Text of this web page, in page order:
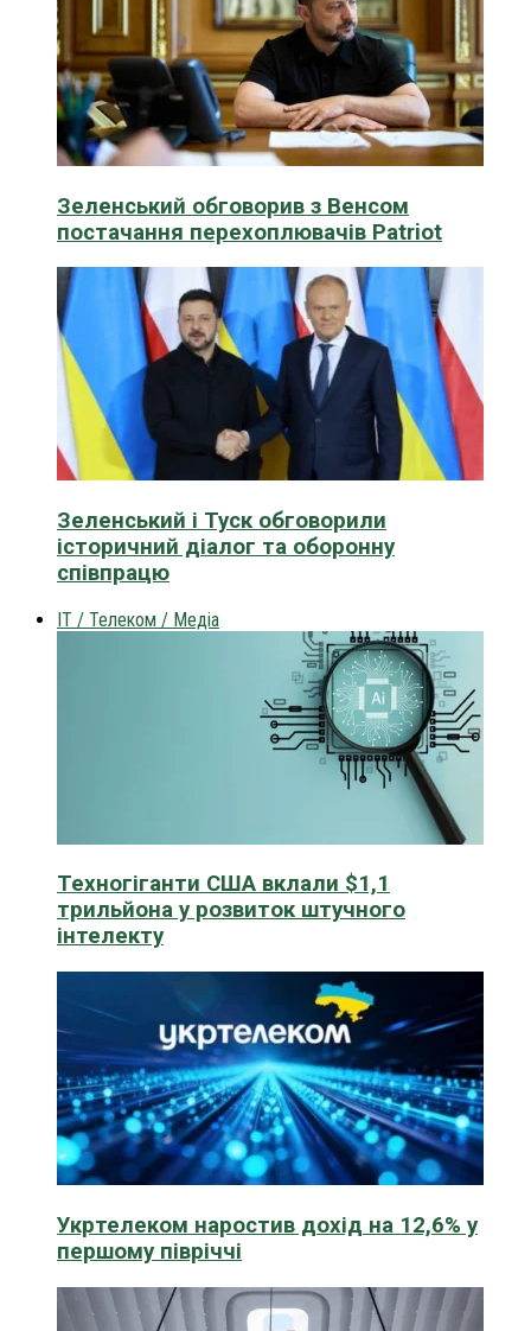
Зеленський обговорив з Венсом
постачання перехоплювачів Patriot
Зеленський і Туск обговорили
історичний діалог та оборонну
співпрацю
IT / Телеком / Медіа
Техногіганти США вклали $1,1
трильйона у розвиток штучного
інтелекту
Укртелеком наростив дохід на 12,6% у
першому півріччі